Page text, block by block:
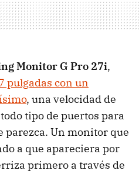
Monitor G Pro 27i,
pulgadas con un
, una velocidad de
tipo de puertos para
parezca. Un monitor que
a que apareciera por
primero a través de